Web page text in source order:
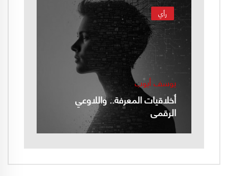
رأي
يوسف أيوب
أخلاقيات المعرفة.. واللاوعي
الرقمي